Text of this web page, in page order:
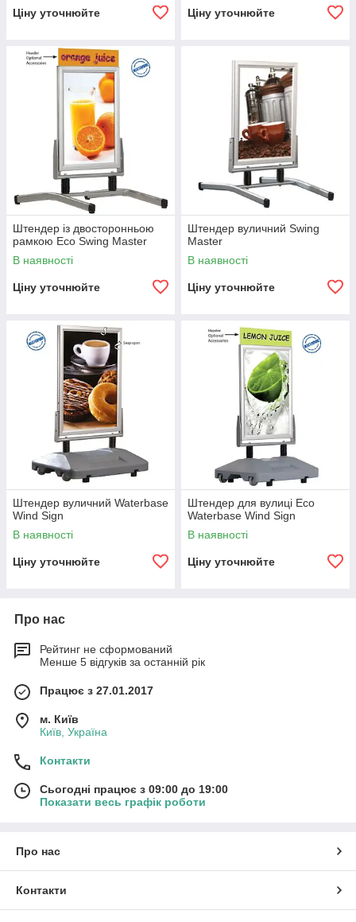
Ціну уточнюйте Ціну уточнюйте
Штендер із двосторонньою
рамкою Eco Swing Master
В наявності
Ціну уточнюйте
Штендер вуличний Swing
Master
В наявності
Ціну уточнюйте
Штендер вуличний Waterbase
Wind Sign
В наявності
Ціну уточнюйте
Штендер для вулиці Eco
Waterbase Wind Sign
В наявності
Ціну уточнюйте
Про нас
Рейтинг не сформований
Менше 5 відгуків за останній рік
Працює з 27.01.2017
м. Київ
Київ, Україна
Контакти
Сьогодні працює з 09:00 до 19:00
Показати весь графік роботи
Про нас
Контакти